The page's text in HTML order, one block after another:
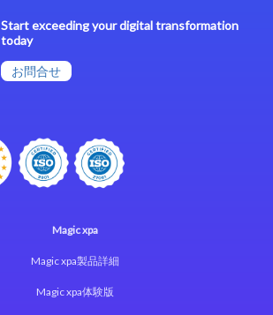
Start exceeding your digital transformation
today
お問合せ
Magic xpa
Magic xpa製品詳細
Magic xpa体験版